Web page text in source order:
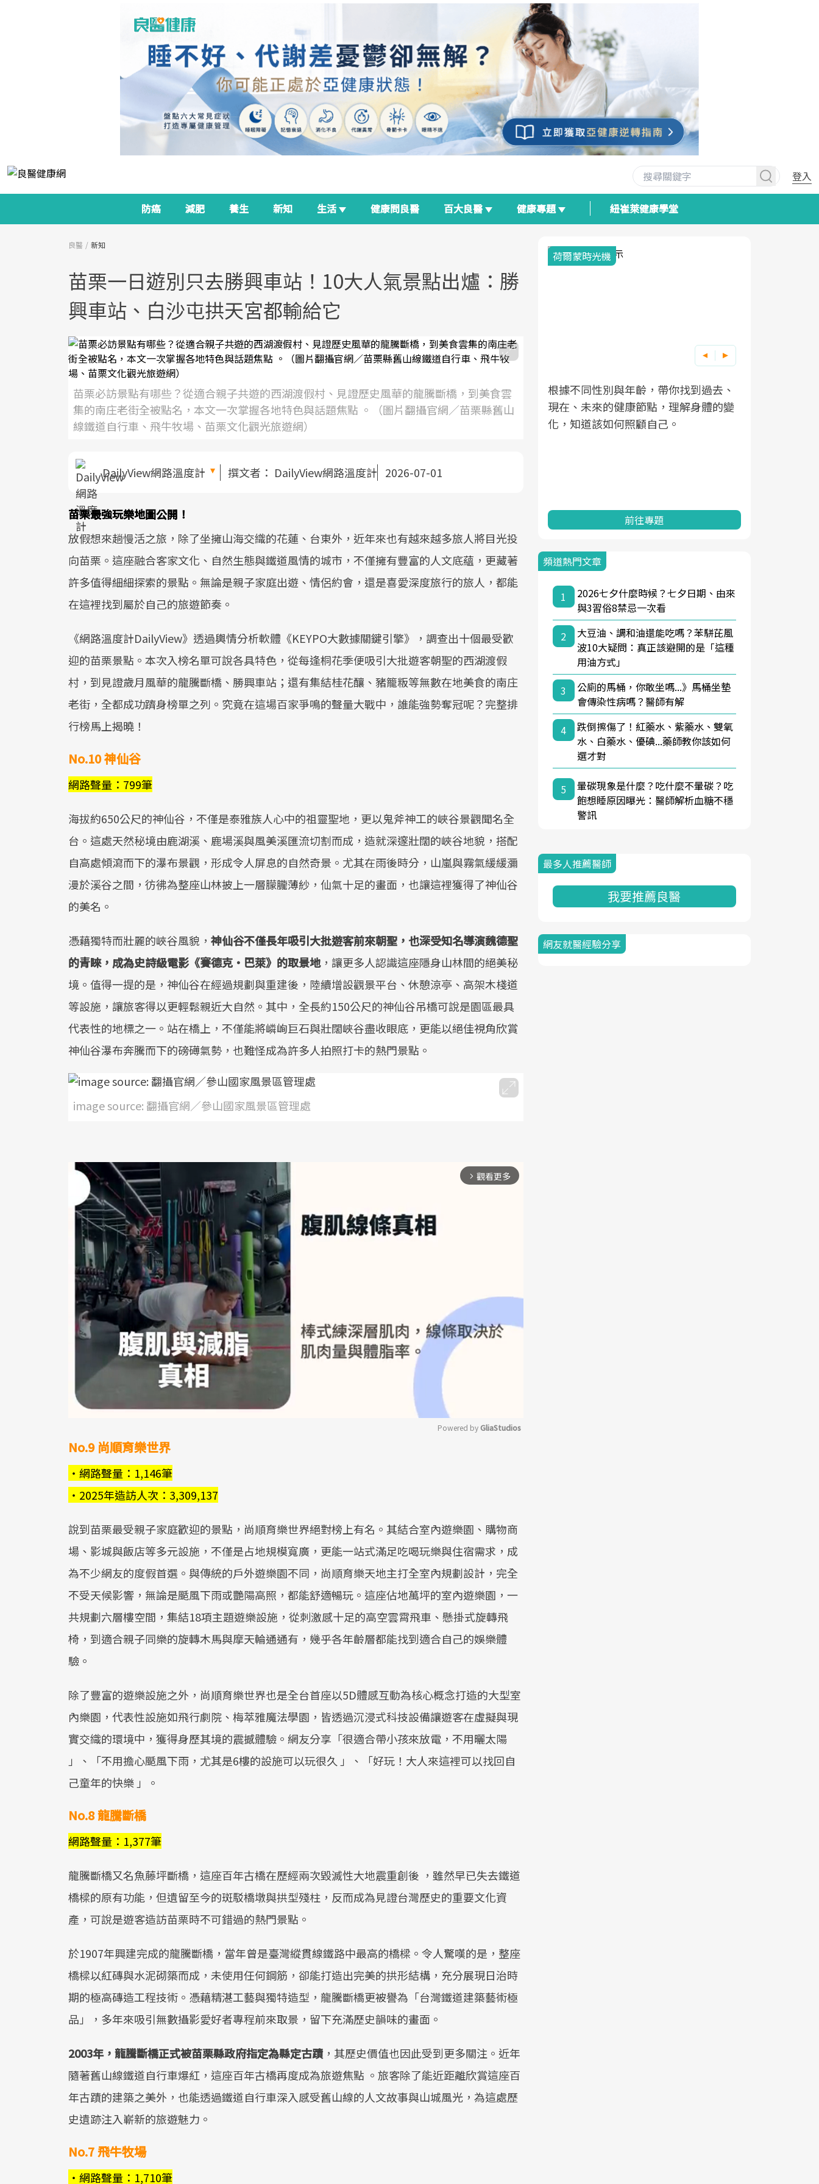
登入
防癌 減肥 養生 新知 生活 健康問良醫 百大良醫 健康專題 紐崔萊健康學堂
良醫 新知
苗栗一日遊別只去勝興車站！10大人氣景點出爐：勝
興車站、白沙屯拱天宮都輸給它
苗栗必訪景點有哪些？從適合親子共遊的西湖渡假村、見證歷史風華的龍騰斷橋，到美食雲
集的南庄老街全被點名，本文一次掌握各地特色與話題焦點 。（圖片翻攝官網／苗栗縣舊山
線鐵道自行車、飛牛牧場、苗栗文化觀光旅遊網）
DailyView網路溫度計 撰文者： DailyView網路溫度計 2026-07-01
苗栗最強玩樂地圖公開！
放假想來趟慢活之旅，除了坐擁山海交織的花蓮、台東外，近年來也有越來越多旅人將目光投
向苗栗。這座融合客家文化、自然生態與鐵道風情的城市，不僅擁有豐富的人文底蘊，更藏著
許多值得細細探索的景點。無論是親子家庭出遊、情侶約會，還是喜愛深度旅行的旅人，都能
在這裡找到屬於自己的旅遊節奏。
《網路溫度計DailyView》透過輿情分析軟體《KEYPO大數據關鍵引擎》，調查出十個最受歡
迎的苗栗景點。本次入榜名單可說各具特色，從每逢桐花季便吸引大批遊客朝聖的西湖渡假
村，到見證歲月風華的龍騰斷橋、勝興車站；還有集結桂花釀、豬籠粄等無數在地美食的南庄
老街，全都成功躋身榜單之列。究竟在這場百家爭鳴的聲量大戰中，誰能強勢奪冠呢？完整排
行榜馬上揭曉！
No.10 神仙谷
網路聲量：799筆
海拔約650公尺的神仙谷，不僅是泰雅族人心中的祖靈聖地，更以鬼斧神工的峽谷景觀聞名全
台。這處天然秘境由鹿湖溪、鹿場溪與風美溪匯流切割而成，造就深邃壯闊的峽谷地貌，搭配
自高處傾瀉而下的瀑布景觀，形成令人屏息的自然奇景。尤其在雨後時分，山嵐與霧氣緩緩瀰
漫於溪谷之間，彷彿為整座山林披上一層朦朧薄紗，仙氣十足的畫面，也讓這裡獲得了神仙谷
的美名。
憑藉獨特而壯麗的峽谷風貌， 神仙谷不僅長年吸引大批遊客前來朝聖，也深受知名導演魏德聖
的青睞，成為史詩級電影《賽德克・巴萊》的取景地，讓更多人認識這座隱身山林間的絕美秘
境。值得一提的是，神仙谷在經過規劃與重建後，陸續增設觀景平台、休憩涼亭、高架木棧道
等設施，讓旅客得以更輕鬆親近大自然。其中，全長約150公尺的神仙谷吊橋可說是園區最具
代表性的地標之一。站在橋上，不僅能將嶙峋巨石與壯闊峽谷盡收眼底，更能以絕佳視角欣賞
神仙谷瀑布奔騰而下的磅礡氣勢，也難怪成為許多人拍照打卡的熱門景點。
image source: 翻攝官網／參山國家風景區管理處
arrow_forward_ios 觀看更多
Powered by GliaStudios
No.9 尚順育樂世界
・網路聲量：1,146筆
・2025年造訪人次：3,309,137
說到苗栗最受親子家庭歡迎的景點，尚順育樂世界絕對榜上有名。其結合室內遊樂園、購物商
場、影城與飯店等多元設施，不僅是占地規模寬廣，更能一站式滿足吃喝玩樂與住宿需求，成
為不少網友的度假首選。與傳統的戶外遊樂園不同，尚順育樂天地主打全室內規劃設計，完全
不受天候影響，無論是颳風下雨或艷陽高照，都能舒適暢玩。這座佔地萬坪的室內遊樂園，一
共規劃六層樓空間，集結18項主題遊樂設施，從刺激感十足的高空雲霄飛車、懸掛式旋轉飛
椅，到適合親子同樂的旋轉木馬與摩天輪通通有，幾乎各年齡層都能找到適合自己的娛樂體
驗。
除了豐富的遊樂設施之外，尚順育樂世界也是全台首座以5D體感互動為核心概念打造的大型室
內樂園，代表性設施如飛行劇院、梅萃雅魔法學園，皆透過沉浸式科技設備讓遊客在虛擬與現
實交織的環境中，獲得身歷其境的震撼體驗。網友分享「很適合帶小孩來放電，不用曬太陽
」、「不用擔心颳風下雨，尤其是6樓的設施可以玩很久 」、「好玩！大人來這裡可以找回自
己童年的快樂 」。
No.8 龍騰斷橋
網路聲量：1,377筆
龍騰斷橋又名魚藤坪斷橋，這座百年古橋在歷經兩次毀滅性大地震重創後 ，雖然早已失去鐵道
橋樑的原有功能，但遺留至今的斑駁橋墩與拱型殘柱，反而成為見證台灣歷史的重要文化資
產，可說是遊客造訪苗栗時不可錯過的熱門景點。
於1907年興建完成的龍騰斷橋，當年曾是臺灣縱貫線鐵路中最高的橋樑。令人驚嘆的是，整座
橋樑以紅磚與水泥砌築而成，未使用任何鋼筋，卻能打造出完美的拱形結構，充分展現日治時
期的極高磚造工程技術。憑藉精湛工藝與獨特造型，龍騰斷橋更被譽為「台灣鐵道建築藝術極
品」，多年來吸引無數攝影愛好者專程前來取景，留下充滿歷史韻味的畫面。
2003年，龍騰斷橋正式被苗栗縣政府指定為縣定古蹟 ，其歷史價值也因此受到更多關注。近年
隨著舊山線鐵道自行車爆紅，這座百年古橋再度成為旅遊焦點 。旅客除了能近距離欣賞這座百
年古蹟的建築之美外，也能透過鐵道自行車深入感受舊山線的人文故事與山城風光，為這處歷
史遺跡注入嶄新的旅遊魅力。
No.7 ​飛牛牧場
・網路聲量：1,710筆
面對超高齡社會的浪潮，台灣正在快速
邁向「健康照護」的新時代。隨著國家
療院所的服務，更是民眾了解自身健康
2025年，就到良醫生活祭體驗「一站式
健康新生活」，從講座、體驗到運動，
良醫健康網從「換季的身體變化」出
發，透過醫學觀點與日常感受的對話，
荷爾蒙時光機
根據不同性別與年齡，帶你找到過去、
現在、未來的健康節點，理解身體的變
化，知道該如何照顧自己。
前往專題
頻道熱門文章
1
2026七夕什麼時候？七夕日期、由來
與3習俗8禁忌一次看
2
大豆油、調和油還能吃嗎？苯駢芘風
波10大疑問：真正該避開的是「這種
用油方式」
3
公廁的馬桶，你敢坐嗎...》馬桶坐墊
會傳染性病嗎？醫師有解
4
跌倒擦傷了！紅藥水、紫藥水、雙氧
水、白藥水、優碘...藥師教你該如何
選才對
5
暈碳現象是什麼？吃什麼不暈碳？吃
飽想睡原因曝光：醫師解析血糖不穩
警訊
最多人推薦醫師
我要推薦良醫
網友就醫經驗分享